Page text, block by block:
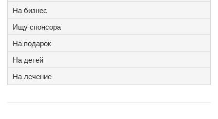
На бизнес
Ищу спонсора
На подарок
На детей
На лечение